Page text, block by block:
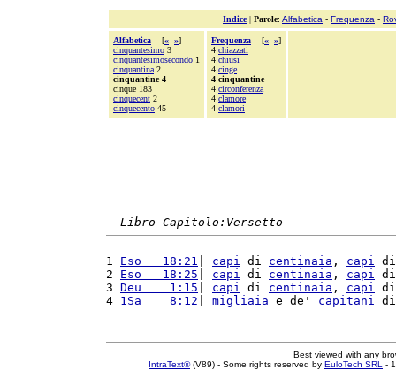
Indice| Parole: Alfabetica - Frequenza -
Alfabetica [« »]
cinquantesimo 3
cinquantesimosecondo 1
cinquantina 2
cinquantine 4
cinque 183
cinquecent 2
cinquecento 45
Frequenza [« »]
4 chiazzati
4 chiusi
4 cinge
4 cinquantine
4 circonferenza
4 clamore
4 clamori
Libro Capitolo:Versetto
1 Eso   18:21 capi di centinaia , capi
2 Eso   18:25 capi di centinaia , capi
3 Deu    1:15 capi di centinaia , capi
4 1Sa    8:12 migliaia e de' capitani
Best viewed with any
IntraText®(V89) - Some rights reserved by EuloTech SRL -